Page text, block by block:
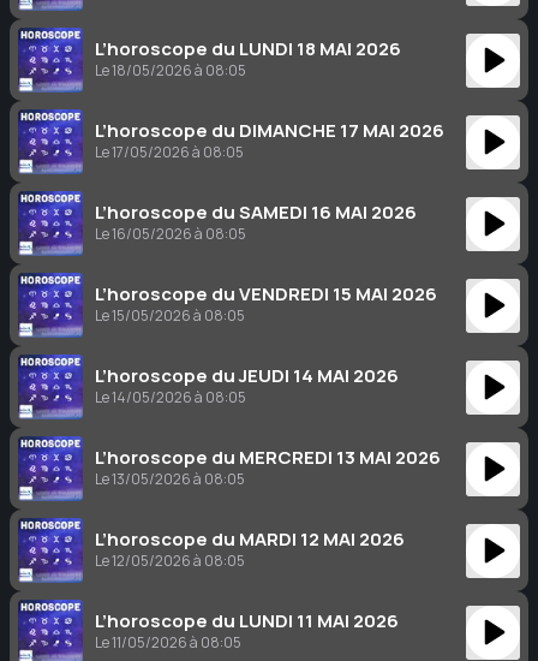
L’horoscope du LUNDI 18 MAI 2026
Le 18/05/2026 à 08:05
L’horoscope du DIMANCHE 17 MAI 2026
Le 17/05/2026 à 08:05
L’horoscope du SAMEDI 16 MAI 2026
Le 16/05/2026 à 08:05
L’horoscope du VENDREDI 15 MAI 2026
Le 15/05/2026 à 08:05
L’horoscope du JEUDI 14 MAI 2026
Le 14/05/2026 à 08:05
L’horoscope du MERCREDI 13 MAI 2026
Le 13/05/2026 à 08:05
L’horoscope du MARDI 12 MAI 2026
Le 12/05/2026 à 08:05
L’horoscope du LUNDI 11 MAI 2026
Le 11/05/2026 à 08:05